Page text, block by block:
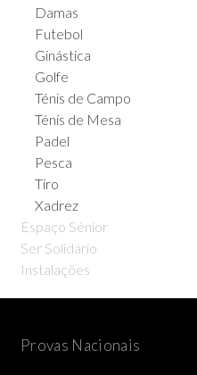
Damas
Futebol
Ginástica
Golfe
Ténis de Campo
Ténis de Mesa
Padel
Pesca
Tiro
Xadrez
Espaço Sénior
Ser Solidário
Instalações
Provas Nacionais